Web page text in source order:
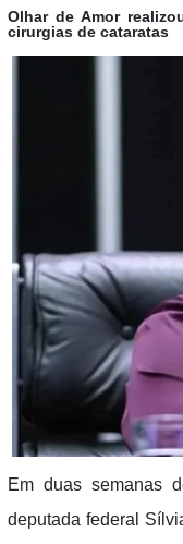
Olhar de Amor
cirurgias de cataratas
Em duas semanas
deputada federal